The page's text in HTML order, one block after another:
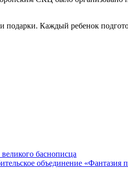
Каждый ребенок
баснописца
объединение «Фантазия